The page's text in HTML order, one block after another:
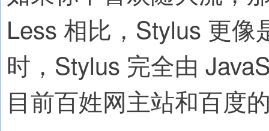
Less 相比，Stylus 更
时，Stylus 完全由
目前百姓网主站和百度